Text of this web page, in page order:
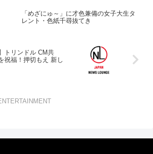
「めざにゅ～」に才色兼備の女子大生タ
レント・色紙千尋抜てき
トリンドル CM共
祝福！押切もえ 新し